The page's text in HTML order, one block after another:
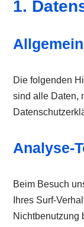
1.
Die folgenden
sind alle Daten,
Analyse-
Beim Besuch
Ihres Surf-
Nichtbenutzung